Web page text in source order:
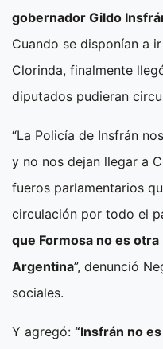
gobernador Gildo
Cuando se disponían a
Clorinda, finalmente
diputados pudieran
“La Policía de Insfrán
y no nos dejan llegar a
fueros parlamentarios
circulación por todo el
que Formosa no es
Argentina”, denunció
sociales.
Y agregó: “Insfrán no